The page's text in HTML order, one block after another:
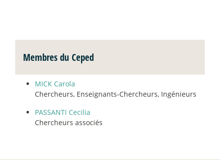
Membres du Ceped
MICK Carola
Chercheurs, Enseignants-Chercheurs, Ingénieurs
PASSANTI Cecilia
Chercheurs associés